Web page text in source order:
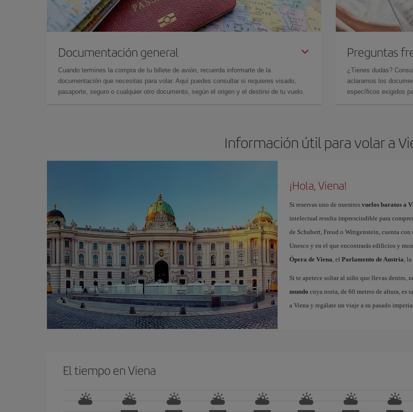
Documentación general
Cuando termines la compra de tu billete de avión, recuerda informarte de la
documentación que necesitas para volar. Aquí puedes consultar si requieres visado,
pasaporte, seguro o cualquier otro documento, según el origen y el destino de tu vuelo.
Preguntas
¿Tienes dudas?
aclaramos los
específicos exigidos
Información útil para volar a
¡Hola, Viena!
Si reservas uno de nuestros vuelos baratos a
intelectual resulta imprescindible para
de Schubert, Freud o Wittgenstein, cuenta
Unesco y en el que encontrarás edificios y
Ópera de Viena, el Parlamento de Austria, la
Si te apetece soltar al niño que llevas dentro,
mundo cuya noria, de 60 metros de altura, es
a Viena y regálate un viaje a su pasado
El tiempo en Viena